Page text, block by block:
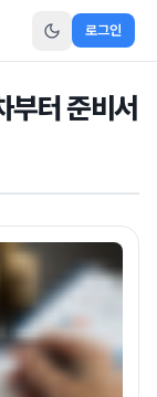
로그인
부터 준비서